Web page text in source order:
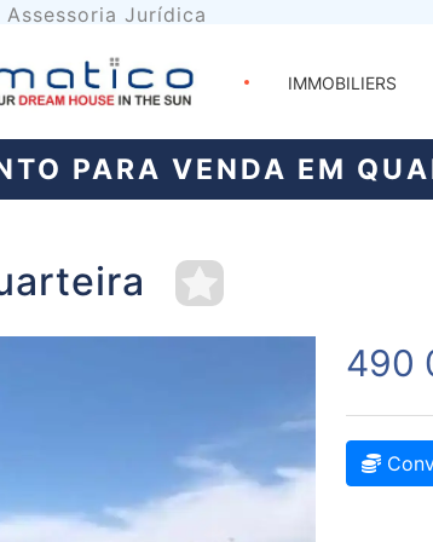
Assessoria Jurídica
IMMOBILIERS
PARA VENDA EM
490